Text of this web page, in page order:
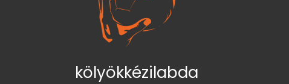
kölyökkézilabda